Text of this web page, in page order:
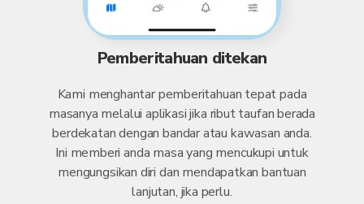
Pemberitahuan ditekan
Kami menghantar pemberitahuan tepat pada
masanya melalui aplikasi jika ribut taufan berada
berdekatan dengan bandar atau kawasan anda.
Ini memberi anda masa yang mencukupi untuk
mengungsikan diri dan mendapatkan bantuan
lanjutan, jika perlu.